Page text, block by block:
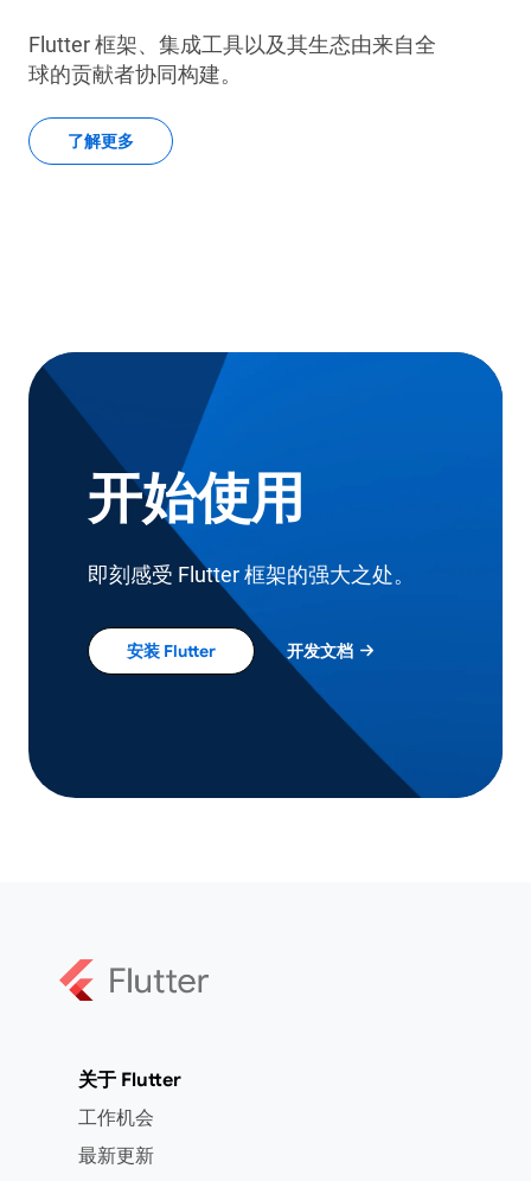
Flutter 框架、集成工具以及其生态由来自全
球的贡献者协同构建。
了解更多
开始使用
即刻感受 Flutter 框架的强大之处。
安装 Flutter 开发文档
关于 Flutter
工作机会
最新更新